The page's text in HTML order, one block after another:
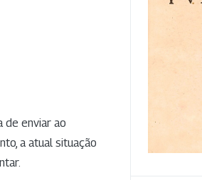
de enviar ao
a atual situação